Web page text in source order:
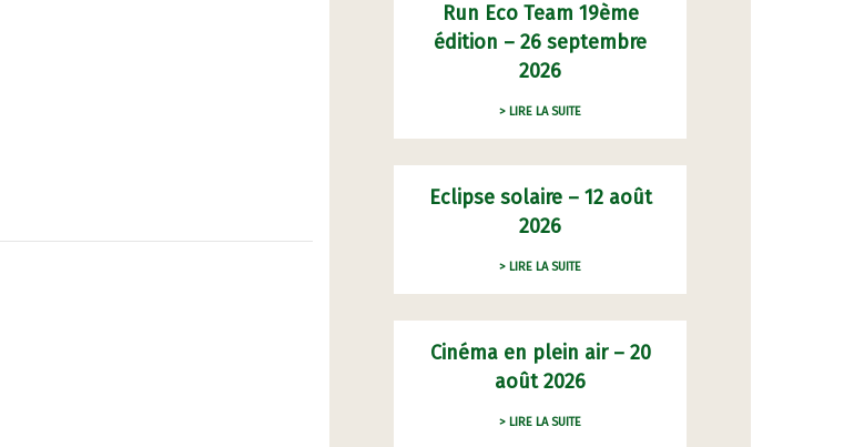
Run Eco Team 19ème
édition – 26 septembre
2026
> LIRE LA SUITE
Eclipse solaire – 12 août
2026
> LIRE LA SUITE
Cinéma en plein air – 20
août 2026
> LIRE LA SUITE